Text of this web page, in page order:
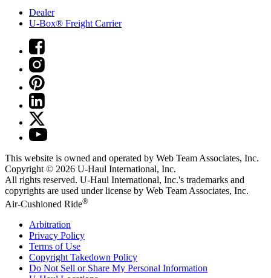
Dealer
U-Box® Freight Carrier
This website is owned and operated by Web Team Associates, Inc.
Copyright © 2026 U-Haul International, Inc.
All rights reserved. U-Haul International, Inc.'s trademarks and
copyrights are used under license by Web Team Associates, Inc.
Air-Cushioned Ride®
Arbitration
Privacy Policy
Terms of Use
Copyright Takedown Policy
Do Not Sell or Share My Personal Information